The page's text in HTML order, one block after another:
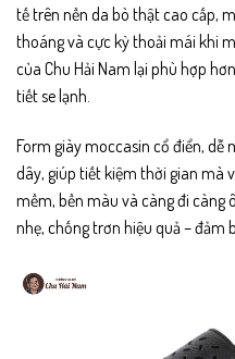
tế trên nền da bò thật cao cấp,
thoáng và cực kỳ thoải mái khi
của Chu Hải Nam lại phù hợp
tiết se lạnh.
Form giày moccasin cổ điển, dễ
dây, giúp tiết kiệm thời gian mà
mềm, bền màu và càng đi càng
nhẹ, chống trơn hiệu quả – đảm